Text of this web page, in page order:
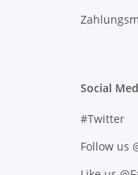
Social
#Twitter
Follow us